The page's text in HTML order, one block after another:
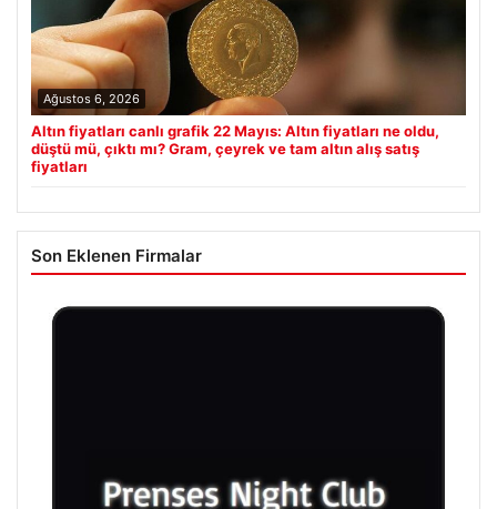
Ağustos 6, 2026
Altın fiyatları canlı grafik 22 Mayıs: Altın fiyatları ne oldu,
düştü mü, çıktı mı? Gram, çeyrek ve tam altın alış satış
fiyatları
Son Eklenen Firmalar